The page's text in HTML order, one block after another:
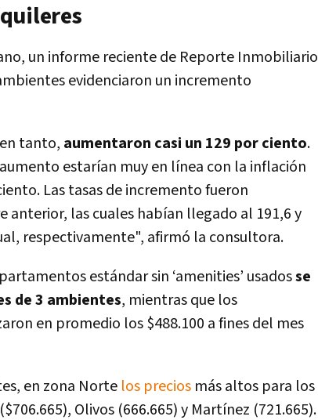
un informe reciente de Reporte Inmobiliario
evidenciaron un incremento
tanto, aumentaron casi un 129 por ciento.
estarían muy en línea con la inflación
Las tasas de incremento fueron
anterior, las cuales habían llegado al 191,6 y
respectivamente", afirmó la consultora.
estándar sin ‘amenities’ usadosse
de 3 ambientes, mientras que los
en promedio los $488.100 a fines del mes
en zona Norte los precios más altos para los
Olivos (666.665) y Martínez (721.665).